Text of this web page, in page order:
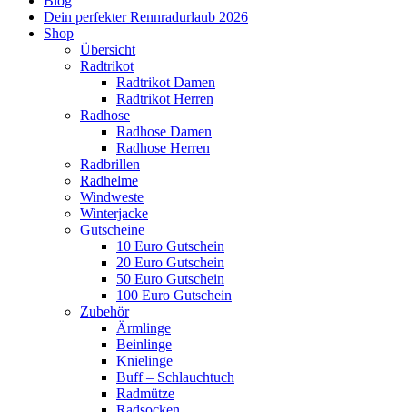
Dein perfekter Rennradurlaub 2026
Shop
Übersicht
Radtrikot
Radtrikot Damen
Radtrikot Herren
Radhose
Radhose Damen
Radhose Herren
Radbrillen
Radhelme
Windweste
Winterjacke
Gutscheine
10 Euro Gutschein
20 Euro Gutschein
50 Euro Gutschein
100 Euro Gutschein
Zubehör
Ärmlinge
Beinlinge
Knielinge
Buff – Schlauchtuch
Radmütze